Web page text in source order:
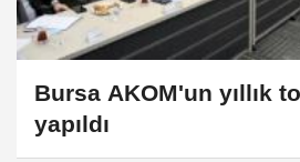
Bursa AKOM'un yıllık
yapıldı